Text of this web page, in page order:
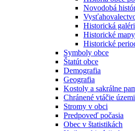
Novodobá
Historická
Historické mapy
Historické
Symboly obce
Štatút obce
Demografia
Geografia
Kostoly a sakrálne
Chránené vtáčie
Stromy v obci
Predpoveď počasia
Obec v štatistikách